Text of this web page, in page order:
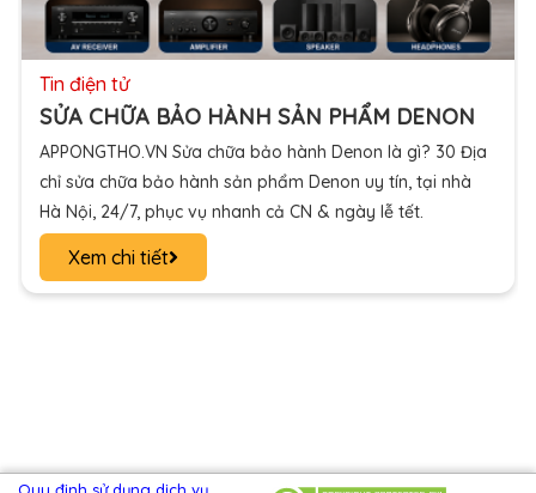
tin điện tử
CÁCH SỬ DỤNG ĐIỀU KHIỂN TIVI SAMSUNG
Appongtho.vn Trên tay bạn là chiếc điều khiển tivi
samsung nhưng bạn đã biết hết các chức năng? Một
hướng dẫn cách sử dụng điều khiển tivi samsung đầy đủ.
Xem chi tiết
Quy định sử dụng dịch vụ